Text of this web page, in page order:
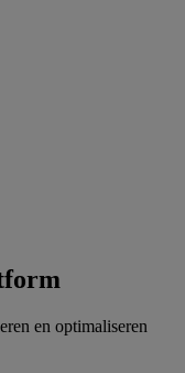
en optimaliseren